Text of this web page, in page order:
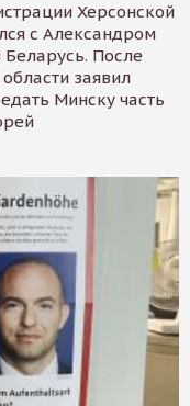
Херсонской
с Александром
После
заявил
Минску часть